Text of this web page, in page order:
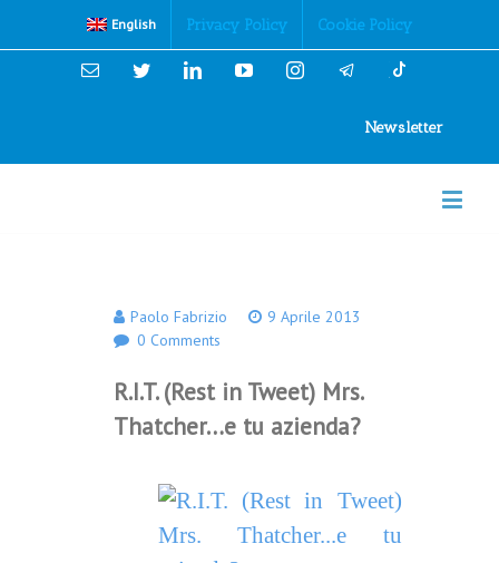
English Privacy Policy Cookie Policy
Email TwitterLinkedinYouTubeInstagram
Newsletter
Paolo Fabrizio
9 Aprile 2013
0 Comments
R.I.T. (Rest in Tweet) Mrs.
Thatcher…e tu azienda?
Cookies Policy